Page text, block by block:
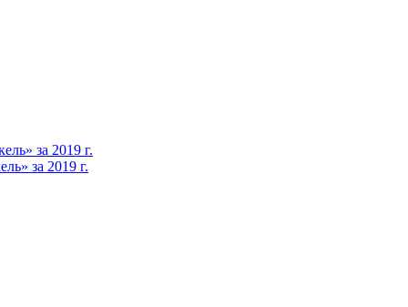
за 2019 г.
за 2019 г.